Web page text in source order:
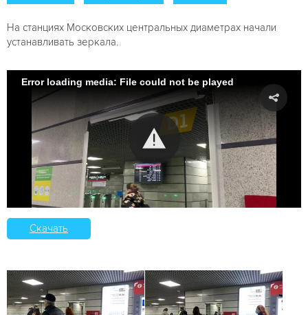
На станциях Московских центральных диаметрах начали
устанавливать зеркала.
Error loading media: File could not be played
Скачать